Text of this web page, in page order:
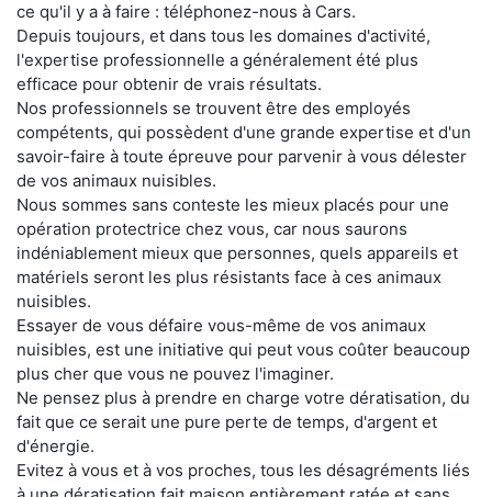
ce qu'il y a à faire : téléphonez-nous à Cars.
Depuis toujours, et dans tous les domaines d'activité,
l'expertise professionnelle a généralement été plus
efficace pour obtenir de vrais résultats.
Nos professionnels se trouvent être des employés
compétents, qui possèdent d'une grande expertise et d'un
savoir-faire à toute épreuve pour parvenir à vous délester
de vos animaux nuisibles.
Nous sommes sans conteste les mieux placés pour une
opération protectrice chez vous, car nous saurons
indéniablement mieux que personnes, quels appareils et
matériels seront les plus résistants face à ces animaux
nuisibles.
Essayer de vous défaire vous-même de vos animaux
nuisibles, est une initiative qui peut vous coûter beaucoup
plus cher que vous ne pouvez l'imaginer.
Ne pensez plus à prendre en charge votre dératisation, du
fait que ce serait une pure perte de temps, d'argent et
d'énergie.
Evitez à vous et à vos proches, tous les désagréments liés